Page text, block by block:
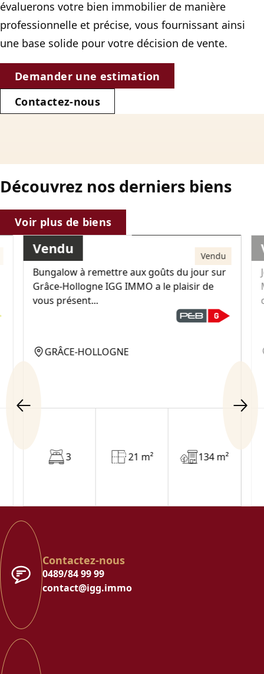
évaluerons votre bien immobilier de manière
professionnelle et précise, vous fournissant ainsi
une base solide pour votre décision de vente.
Demander une estimation
Contactez-nous
Découvrez nos derniers biens
Voir plus de biens
Vendu
Maison
Vendu
Bungalow à remettre aux goûts du jour sur
Grâce-Hollogne IGG IMMO a le plaisir de
vous présent...
GRÂCE-HOLLOGNE
3 21 m² 134 m²
Contactez-nous
0489/84 99 99
contact@igg.immo